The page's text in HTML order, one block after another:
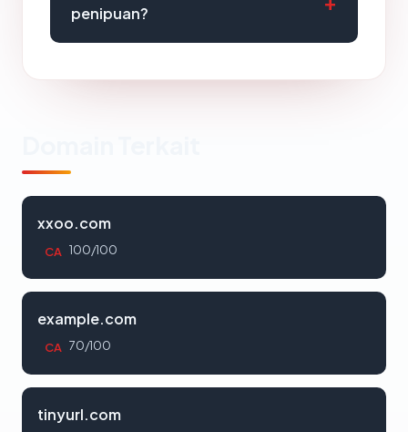
penipuan?
xxoo.com
CA 100/100
example.com
CA 70/100
tinyurl.com